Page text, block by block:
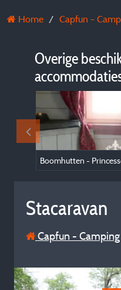
Home Capfun -
Overige
Stacaravan
Capfun -